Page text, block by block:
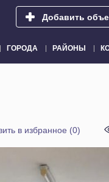
Добавить
ГОРОДА РАЙОНЫ
в избранное (0)